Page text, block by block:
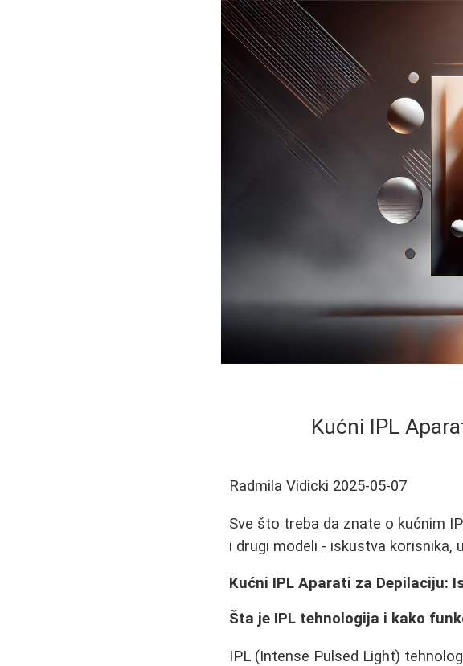
Kućni IPL
Radmila Vidicki 2025-05-07
Sve što treba da znate o kućnim
i drugi modeli - iskustva korisnika,
Kućni IPL Aparati za Depilaciju:
Šta je IPL tehnologija i kako
IPL (Intense Pulsed Light)